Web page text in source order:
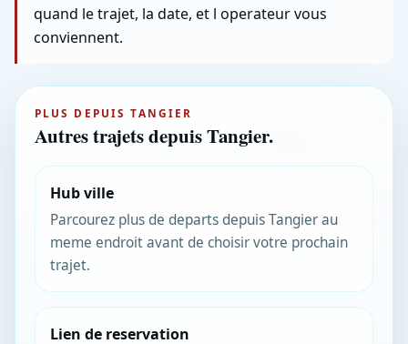
quand le trajet, la date, et l operateur vous
conviennent.
PLUS DEPUIS TANGIER
Autres trajets depuis Tangier.
Hub ville
Parcourez plus de departs depuis Tangier au
meme endroit avant de choisir votre prochain
trajet.
Lien de reservation